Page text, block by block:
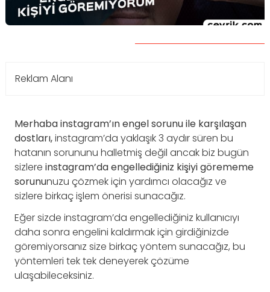
Reklam Alanı
Merhaba instagram’ın engel sorunu ile karşılaşan
dostları,instagram’da yaklaşık 3 aydır süren bu
hatanın sorununu halletmiş değil ancak biz bugün
sizlere instagram’da engellediğiniz kişiyi görememe
sorununuzu çözmek için yardımcı olacağız ve
sizlere birkaç işlem önerisi sunacağız.
Eğer sizde instagram’da engellediğiniz kullanıcıyı
daha sonra engelini kaldırmak için girdiğinizde
göremiyorsanız size birkaç yöntem sunacağız, bu
yöntemleri tek tek deneyerek çözüme
ulaşabileceksiniz.